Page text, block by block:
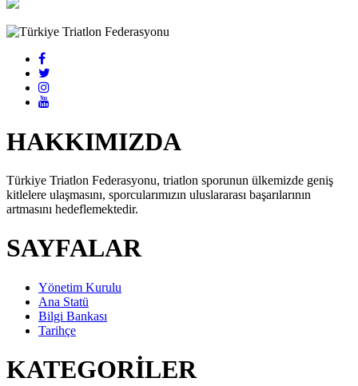
HAKKIMIZDA
Türkiye Triatlon Federasyonu, triatlon sporunun ülkemizde geniş
kitlelere ulaşmasını, sporcularımızın uluslararası başarılarının
artmasını hedeflemektedir.
SAYFALAR
Yönetim Kurulu
Ana Statü
Bilgi Bankası
Tarihçe
KATEGORİLER